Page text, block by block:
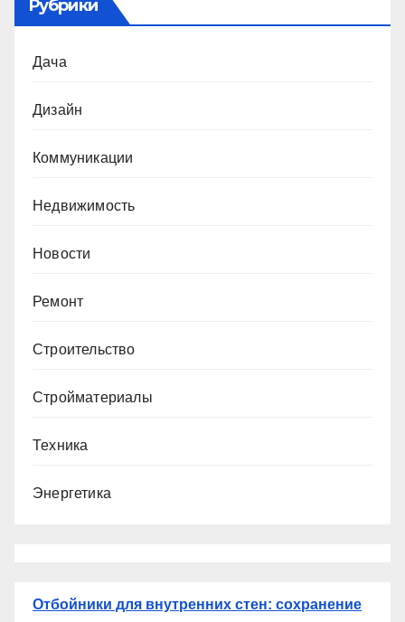
Рубрики
Дача
Дизайн
Коммуникации
Недвижимость
Новости
Ремонт
Строительство
Стройматериалы
Техника
Энергетика
Отбойники для внутренних стен: сохранение